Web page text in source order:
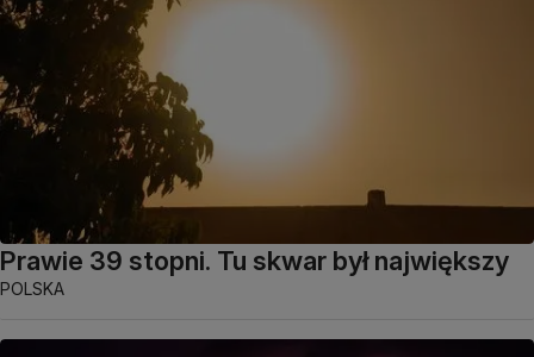
Prawie 39 stopni. Tu skwar był największy
POLSKA